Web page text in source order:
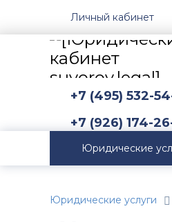
Личный кабинет
+7 (495) 532-
+7 (926) 174-
Юридические
Юридические услуги